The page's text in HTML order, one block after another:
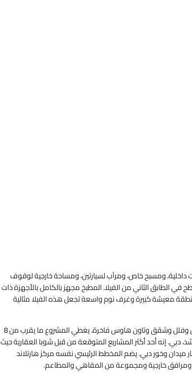
على 4 غرف نوم مع حمامات داخلية، ومسبح خاص، ومرآب لسيارتين، ومساحة خارجية لوقوف
في الطابق الثاني من الفيلا. المطبخ مجهز بالكامل بالأجهزة ذات
منطقة معيشة كبيرة وغرف نوم واسعة تجعل هذه الفيلا مثالية
شوبا هارتلاند هو مجتمع سكني يتكون من شقق دوبلكس وفلل وشقق وتاون هاوس فاخرة. يغطي المشروع ما يقرب من 8
إنه أحد أكثر المشاريع المتوقعة من قبل شوبا العقارية حيث
ومضمار ميدان وخور دبي. يضم المخطط الرئيسي نفسه مركز هارتلاند
ومرافق خارجية ومجموعة من المقاهي والمطاعم.